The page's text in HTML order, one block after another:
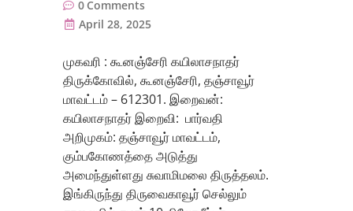
0 Comments
April 28, 2025
முகவரி : கூனஞ்சேரி கயிலாசநாதர்
திருக்கோவில், கூனஞ்சேரி, தஞ்சாவூர்
மாவட்டம் – 612301. இறைவன்:
கயிலாசநாதர் இறைவி: பார்வதி
அறிமுகம்: தஞ்சாவூர் மாவட்டம்,
கும்பகோணத்தை அடுத்து
அமைந்துள்ளது சுவாமிமலை திருத்தலம்.
இங்கிருந்து திருவைகாவூர் செல்லும்